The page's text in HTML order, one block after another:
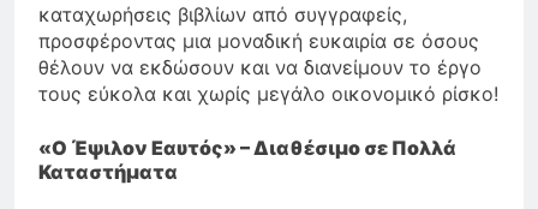
καταχωρήσεις βιβλίων από συγγραφείς,
προσφέροντας μια μοναδική ευκαιρία σε όσους
θέλουν να εκδώσουν και να διανείμουν το έργο
τους εύκολα και χωρίς μεγάλο οικονομικό ρίσκο!
«Ο Έψιλον Εαυτός» – Διαθέσιμο σε Πολλά
Καταστήματα